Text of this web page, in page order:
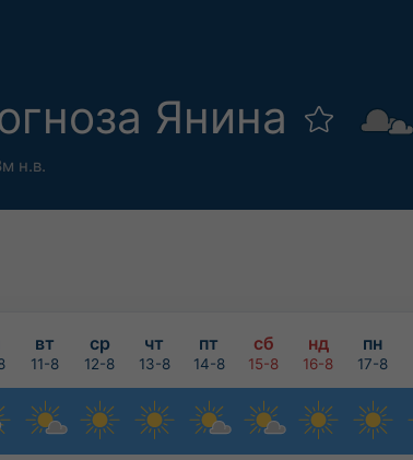
Янина
н.в.
вт ср чт пт сб нд пн
11-8 12-8 13-8 14-8 15-8 16-8 17-8